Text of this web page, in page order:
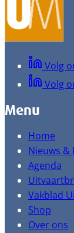
Volg
Volg
Menu
Home
Nieuws &
Agenda
Vakblad
Shop
Over ons